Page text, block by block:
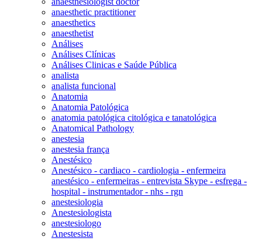
anaesthetic practitioner
anaesthetics
anaesthetist
Análises
Análises Clínicas
Análises Clinicas e Saúde Pública
analista
analista funcional
Anatomia
Anatomia Patológica
anatomia patológica citológica e tanatológica
Anatomical Pathology
anestesia
anestesia frança
Anestésico
Anestésico - cardiaco - cardiologia - enfermeira
anestésico - enfermeiras - entrevista Skype - esfrega -
hospital - instrumentador - nhs - rgn
anestesiologia
Anestesiologista
anestesiologo
Anestesista